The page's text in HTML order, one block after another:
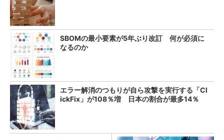
SBOMの最小要素が5年ぶり改訂 何が必須に
なるのか
エラー解消のつもりが自ら攻撃を実行する「Cl
ickFix」が108％増 日本の割合が最多14％